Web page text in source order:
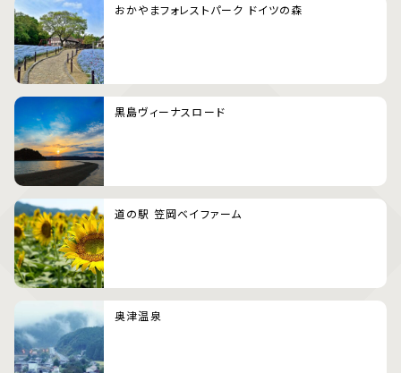
おかやまフォレストパーク ドイツの森
黒島ヴィーナスロード
道の駅 笠岡ベイファーム
奥津温泉